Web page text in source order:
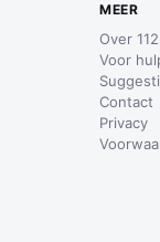
MEER
Over
Voor
Contact
Privacy